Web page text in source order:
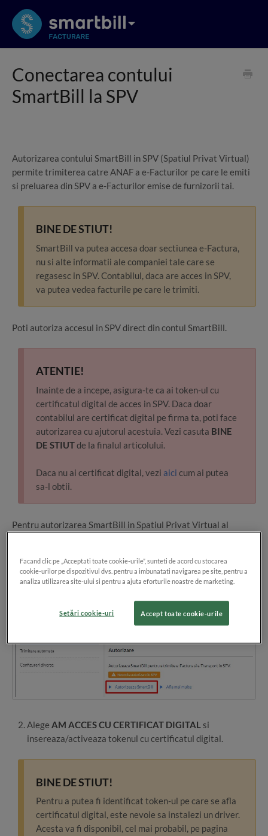
Conectarea contului
SmartBill la SPV
Autorizarea contului SmartBill in SPV (Spatiul Privat Virtual)
permite trimiterea catre ANAF a e-Facturilor pe care le emiti
si preluarea din SPV a e-Facturilor emise de furnizorii tai.
BINE DE STIUT!
SmartBill va putea accesa doar sectiunea e-Factura,
nu si alte informatii ale companiei tale care se
regasesc in SPV. Contabilul, daca are acces in SPV,
va putea vedea facturile pe care le trimiti.
Poti autoriza accesul in SPV direct din contul SmartBill.
ATENTIE!
Inainte de a incepe, asigura-te ca ai token-ul cu
certificatul digital de acces in SPV. Daca doar
contabilul are certificat digital pe firma ta, poti face
autorizarea cu ajutorul acestuia. Vezi casuta BINE
DE STIUTde la finalul articolului.
Daca nu ai certificat digital, vezi aici cum ai putea
sa-l obtii.
Pentru autorizarea SmartBill in Spatiul Privat Virtual al
Acceseaza sectiuneaConfigurare > e-Facturasi apasa pe
Autorizeaza
Alege AM ACCES CU CERTIFICAT DIGITAL si
insereaza/activeaza tokenul cu certificatul digital.
BINE DE STIUT!
Pentru a putea fi identificat token-ul pe care se afla
certificatul digital, este nevoie sa instalezi un driver.
Acesta va fi disponibil, cel mai probabil, pe pagina
Facand clic pe „Acceptati toate cookie-urile”, sunteti de acord cu stocarea
cookie-urilor pe dispozitivul dvs. pentru a imbunatati navigarea pe site, pentru a
analiza utilizarea site-ului si pentru a ajuta eforturile noastre de marketing.
Accept toate cookie-urile
Setări cookie-uri